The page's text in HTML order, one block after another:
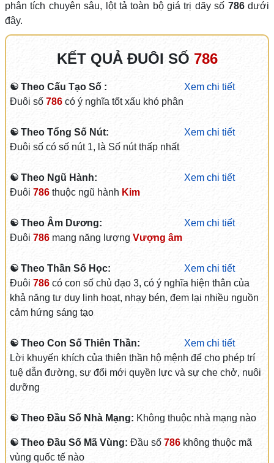
phân tích chuyên sâu, lột tả toàn bộ giá trị dãy số 786dưới
đây.
KẾT QUẢ ĐUÔI SỐ 786
☯ Theo Cấu Tạo Số :
Xem chi tiết
Đuôi số 786có ý nghĩa tốt xấu khó phân
☯ Theo Tổng Số Nút:
Xem chi tiết
Đuôi số có số nút 1, là Số nút thấp nhất
☯ Theo Ngũ Hành:
Xem chi tiết
Đuôi 786thuộc ngũ hành Kim
☯ Theo Âm Dương:
Xem chi tiết
Đuôi 786mang năng lượng Vượng âm
☯ Theo Thần Số Học:
Xem chi tiết
Đuôi 786có con số chủ đạo 3, có ý nghĩa hiện thân của
khả năng tư duy linh hoạt, nhạy bén, đem lại nhiều nguồn
cảm hứng sáng tạo
☯ Theo Con Số Thiên Thần:
Xem chi tiết
Lời khuyến khích của thiên thần hộ mệnh để cho phép trí
tuệ dẫn đường, sự đổi mới quyền lực và sự che chở, nuôi
dưỡng
☯ Theo Đầu Số Nhà Mạng: Không thuộc nhà mạng nào
☯ Theo Đầu Số Mã Vùng: Đầu số 786không thuộc mã
vùng quốc tế nào